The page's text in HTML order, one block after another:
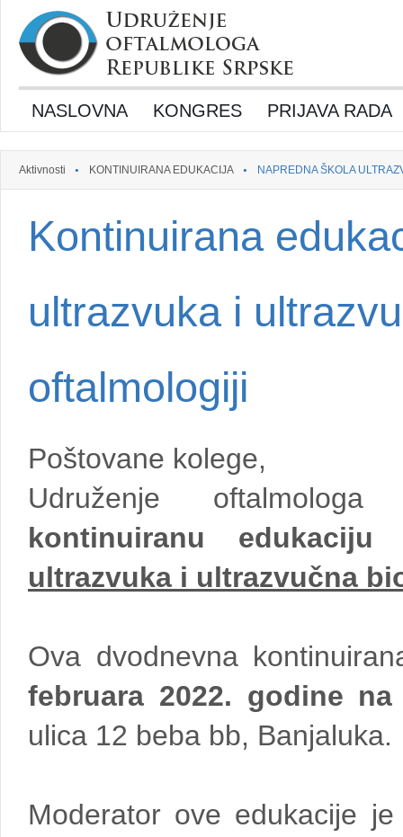
NASLOVNA KONGRES PRIJAVA RADA
Aktivnosti KONTINUIRANA EDUKACIJA NAPREDNA ŠKOLA
Kontinuirana
ultrazvuka i
oftalmologiji
Poštovane kolege,
Udruženje
kontinuiranu edukaciju
ultrazvuka i ultrazvučna
Ova dvodnevna
februara 2022. godine
ulica 12 beba bb, Banjaluka.
Moderator ove edukacije